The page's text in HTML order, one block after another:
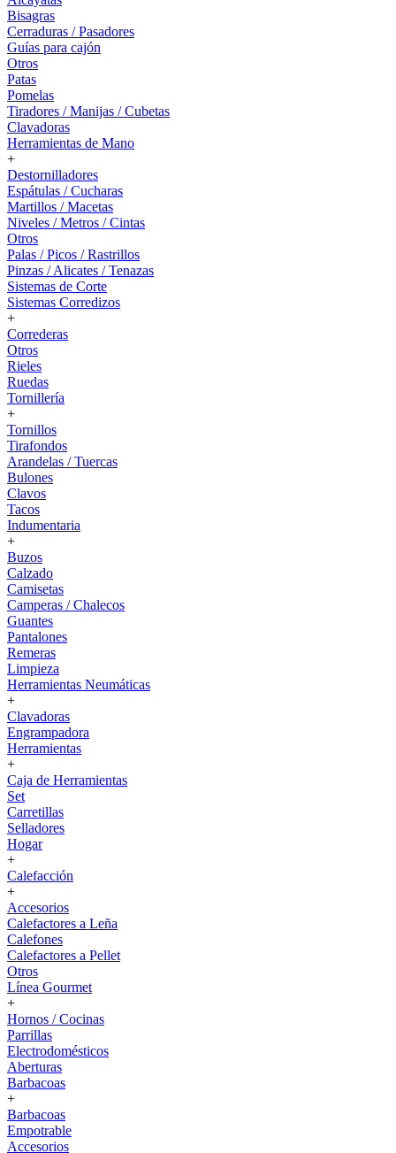
Bisagras
Cerraduras / Pasadores
Guías para cajón
Otros
Patas
Pomelas
Tiradores / Manijas / Cubetas
Clavadoras
Herramientas de Mano
+
Destornilladores
Espátulas / Cucharas
Martillos / Macetas
Niveles / Metros / Cintas
Otros
Palas / Picos / Rastrillos
Pinzas / Alicates / Tenazas
Sistemas de Corte
Sistemas Corredizos
+
Correderas
Otros
Rieles
Ruedas
Tornillería
+
Tornillos
Tirafondos
Arandelas / Tuercas
Bulones
Clavos
Tacos
Indumentaria
+
Buzos
Calzado
Camisetas
Camperas / Chalecos
Guantes
Pantalones
Remeras
Limpieza
Herramientas Neumáticas
+
Clavadoras
Engrampadora
Herramientas
+
Caja de Herramientas
Set
Carretillas
Selladores
Hogar
+
Calefacción
+
Accesorios
Calefactores a Leña
Calefones
Calefactores a Pellet
Otros
Línea Gourmet
+
Hornos / Cocinas
Parrillas
Electrodomésticos
Aberturas
Barbacoas
+
Barbacoas
Empotrable
Accesorios